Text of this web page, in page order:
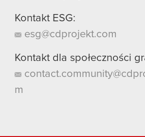
Kontakt ESG:
esg@cdprojekt.com
Kontakt dla społeczności
m